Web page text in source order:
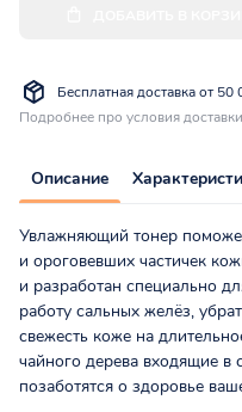
Бесплатная доставка от 50
Подробнее про условия доставки
Описание
Увлажняющий тонер
и ороговевших частичек
и разработан специально
работу сальных желёз,
свежесть коже на
чайного дерева входящие в
позаботятся о здоровье